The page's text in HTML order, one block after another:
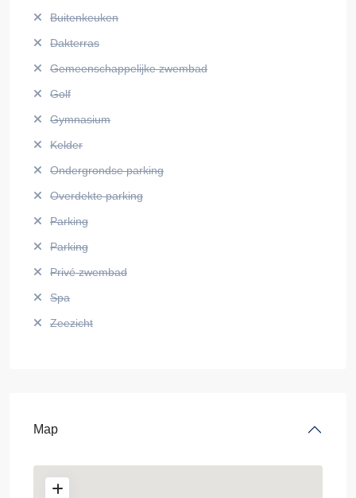
Buitenkeuken
Dakterras
Gemeenschappelijke zwembad
Golf
Gymnasium
Kelder
Ondergrondse parking
Overdekte parking
Parking
Parking
Privé zwembad
Spa
Zeezicht
Map